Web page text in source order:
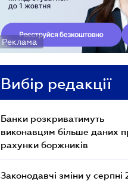
Реклама
Вибір редакції
Банки розкриватимуть
виконавцям більше даних
рахунки боржників
Законодавчі зміни у серпні